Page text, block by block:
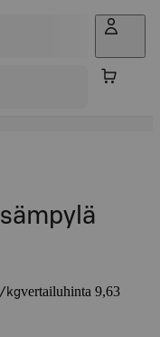
kgvertailuhinta 9,63